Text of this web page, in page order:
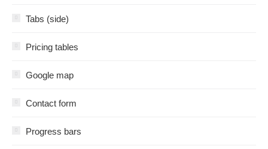
Tabs (side)
Pricing tables
Google map
Contact form
Progress bars